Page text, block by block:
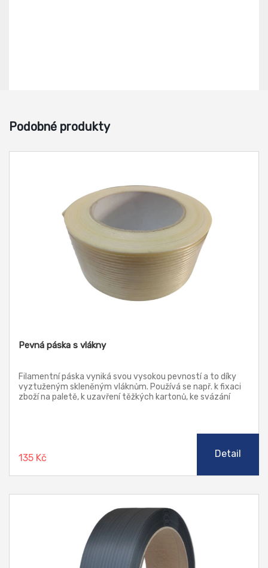
Podobné produkty
Pevná páska s vlákny
Filamentní páska vyniká svou vysokou pevností a to díky
vyztuženým skleněným vláknům. Používá se např. k fixaci
zboží na paletě, k uzavření těžkých kartonů, ke svázání
135 Kč Detail